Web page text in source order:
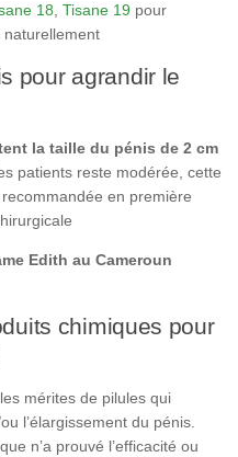
18 Tisane 19 pour
pour agrandir le
la taille du pénis de 2 cm
patients reste modérée, cette
en première
Edith au Cameroun
chimiques pour
mérites de pilules qui
l’élargissement du pénis.
n’a prouvé l’efficacité ou